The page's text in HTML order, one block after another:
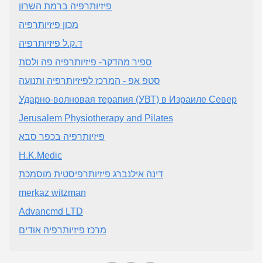
פיזיותרפיה ברמת השרון
מכון פיזיותרפיה
ד.ק.ל פיזיותרפיה
ספיר מהדקר- פיזיותרפיה פה ולסת
סטפ אפ - המרכז לפיזיותרפיה ותנועה
Ударно-волновая терапия (УВТ) в Израиле Север
Jerusalem Physiotherapy and Pilates
פיזיותרפיה בכפר סבא
H.K.Medic
דינה אילנברג פיזיותרפיסטית מוסמכת
merkaz witzman
Advancmd LTD
מרכז פיזיותרפיה אודים